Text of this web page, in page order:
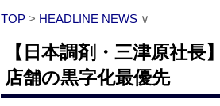
TOP > HEADLINE NEWS ∨
【日本調剤・三津原社長
店舗の黒字化最優先